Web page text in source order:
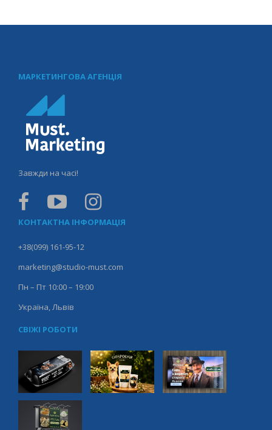
МАРКЕТИНГОВА АГЕНЦІЯ
Завжди на часі!
КОНТАКТНА ІНФОРМАЦІЯ
+38(099) 161-95-12
marketing@studio-must.com
Пн – Пт 10:00 – 19:00
Україна, Львів
СВІЖІ РОБОТИ